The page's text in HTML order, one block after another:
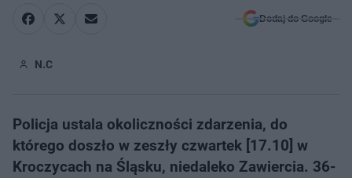
Dodaj do Google
N.C
Policja ustala okoliczności zdarzenia, do
którego doszło w zeszły czwartek [17.10] w
Kroczycach na Śląsku, niedaleko Zawiercia. 36-